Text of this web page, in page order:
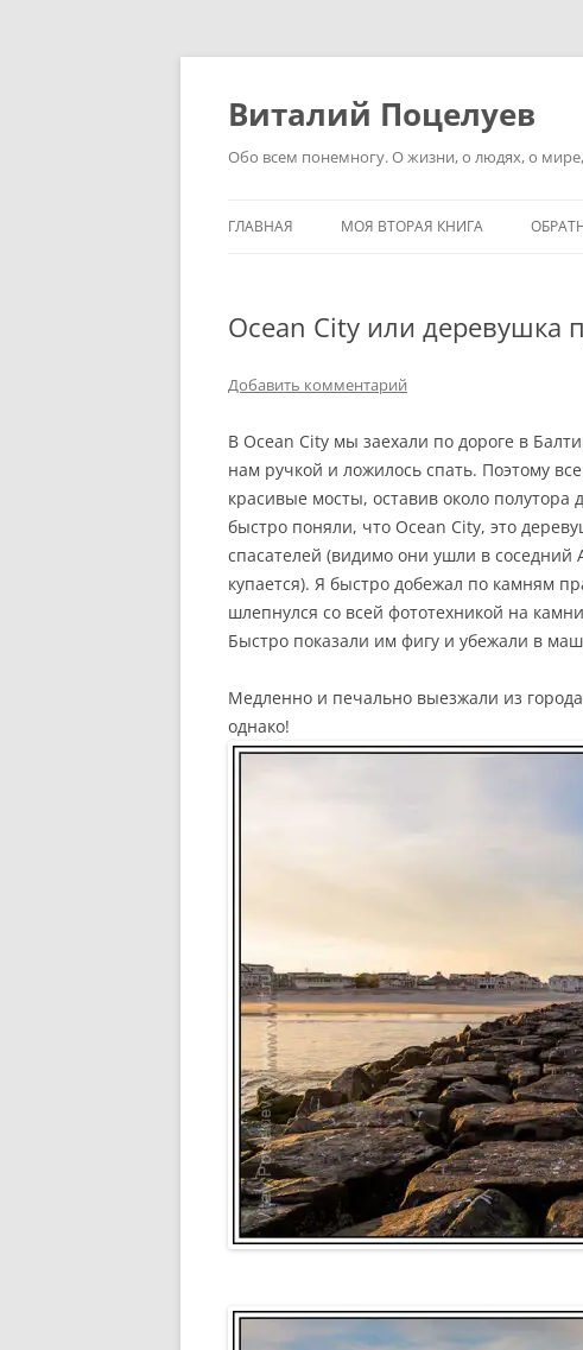
Перейти
Виталий Поцелуев
Обо всем понемногу. О жизни, о людях, о
ГЛАВНАЯ МОЯ ВТОРАЯ КНИГА
Ocean City или деревушка
Добавить комментарий
В Ocean City мы заехали по дороге в
нам ручкой и ложилось спать. Поэтому
красивые мосты, оставив около
быстро поняли, что Ocean City, это
спасателей (видимо они ушли в
купается). Я быстро добежал по камням
шлепнулся со всей фототехникой на
Быстро показали им фигу и убежали в
Медленно и печально выезжали из
однако!